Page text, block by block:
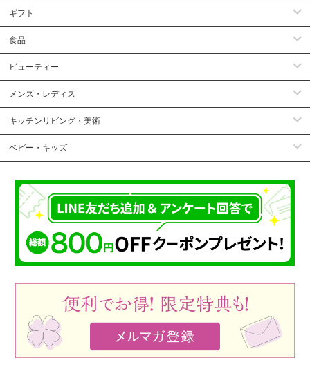
ギフト
食品
ビューティー
メンズ・レディス
キッチンリビング・美術
ベビー・キッズ